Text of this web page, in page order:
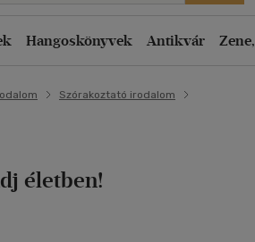
Hangoskönyvek Antikvár
Szórakoztató irodalom
életben!